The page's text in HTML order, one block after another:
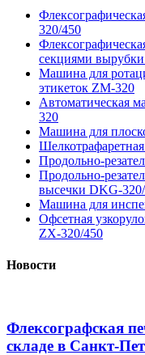
320/450
секциями
Машина для
этикеток ZM-320
Автоматическая
320
Машина для
Продольно-
Продольно-
высечки DKG-
Машина для
Офсетная
ZX-320/450
Новости
Флексографская
складе в Санкт-